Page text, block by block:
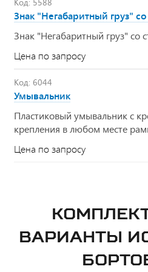
Знак "Негабаритный груз"
Знак "Негабаритный груз" со
Цена по запросу
Код: 6044
Умывальник
Пластиковый умывальник с
крепления в любом месте
Цена по запросу
ВАРИАНТЫ